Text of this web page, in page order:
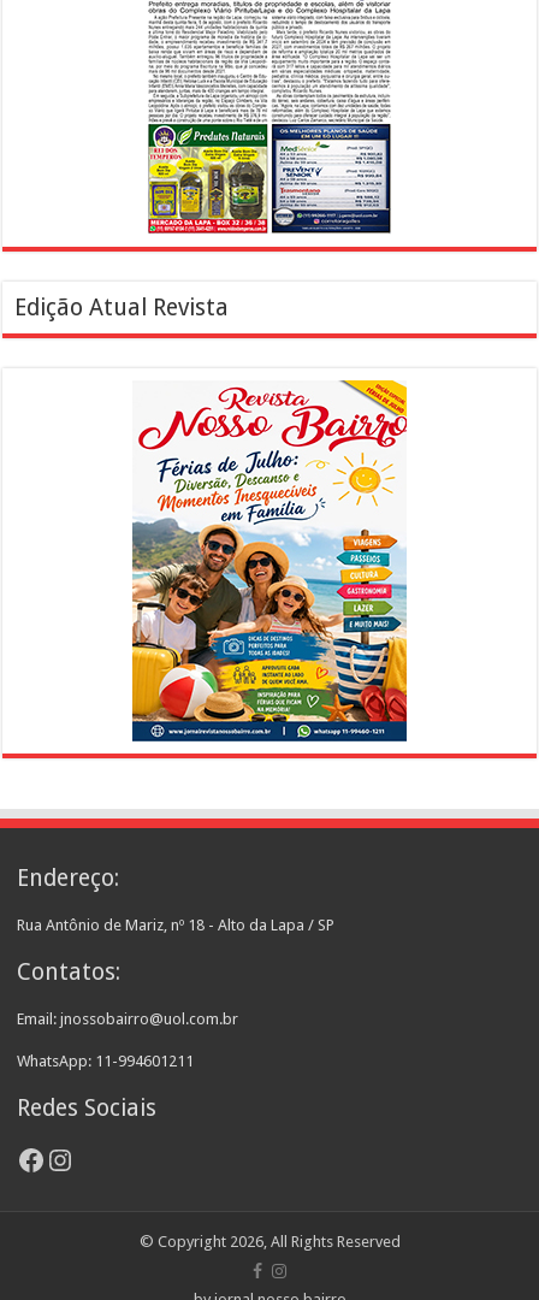
Edição Atual Revista
Endereço:
Rua Antônio de Mariz, nº 18 - Alto da Lapa / SP
Contatos:
Email: jnossobairro@uol.com.br
WhatsApp: 11-994601211
Redes Sociais
Facebook
Instagram
© Copyright 2026, All Rights Reserved